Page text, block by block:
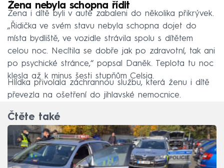
Žena nebyla schopna řídit
Žena i dítě byli v autě zabaleni do několika přikrývek.
„Řidička ve svém stavu nebyla schopna dojet do
místa bydliště, ve vozidle strávila spolu s dítětem
celou noc. Necítila se dobře jak po zdravotní, tak ani
po psychické stránce,“ popsal Daněk. Teplota tu noc
klesla až k minus šesti stupňům Celsia.
Hlídka přivolala záchrannou službu, která ženu i dítě
převezla na ošetření do jihlavské nemocnice.
Čtěte také